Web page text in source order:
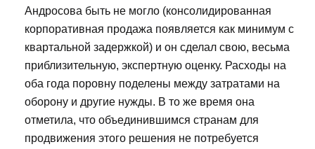
Андросова быть не могло (консолидированная
корпоративная продажа появляется как минимум с
квартальной задержкой) и он сделал свою, весьма
приблизительную, экспертную оценку. Расходы на
оба года поровну поделены между затратами на
оборону и другие нужды. В то же время она
отметила, что объединившимся странам для
продвижения этого решения не потребуется